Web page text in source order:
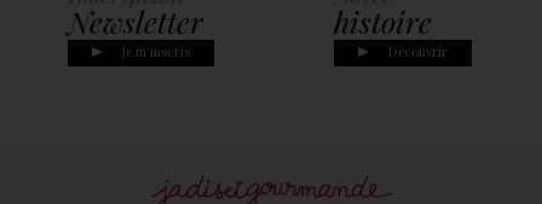
Pratiques Le